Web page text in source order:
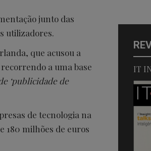
junto das
utilizadores.
que acusou a
a uma base
‘publicidade de
de tecnologia na
180 milhões de euros
IT